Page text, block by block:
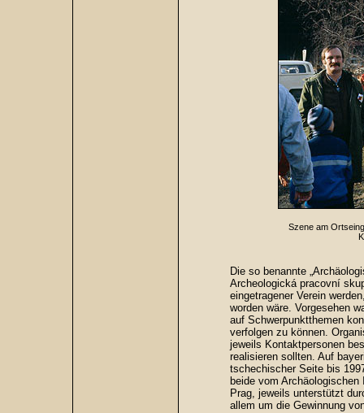
Szene am
Die so benannte
Archeologická pracovní
eingetragener Verein
worden wäre. Vorgesehen
auf Schwerpunktthemen
verfolgen zu können.
jeweils Kontaktpersonen
realisieren sollten. Auf
tschechischer Seite bis
beide vom
Prag, jeweils unterstützt
allem um die Gewinnung